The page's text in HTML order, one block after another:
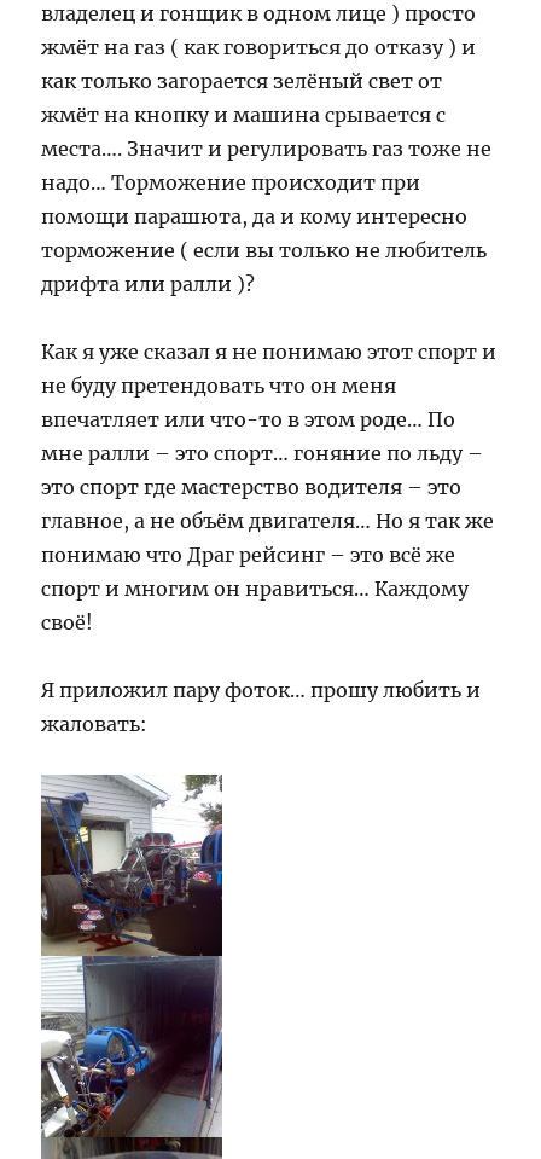
владелец и гонщик в одном лице ) просто
жмёт на газ ( как говориться до отказу ) и
как только загорается зелёный свет от
жмёт на кнопку и машина срывается с
места…. Значит и регулировать газ тоже не
надо… Торможение происходит при
помощи парашюта, да и кому интересно
торможение ( если вы только не любитель
дрифта или ралли )?
Как я уже сказал я не понимаю этот спорт и
не буду претендовать что он меня
впечатляет или что-то в этом роде… По
мне ралли – это спорт… гоняние по льду –
это спорт где мастерство водителя – это
главное, а не объём двигателя… Но я так же
понимаю что Драг рейсинг – это всё же
спорт и многим он нравиться… Каждому
своё!
Я приложил пару фоток… прошу любить и
жаловать: